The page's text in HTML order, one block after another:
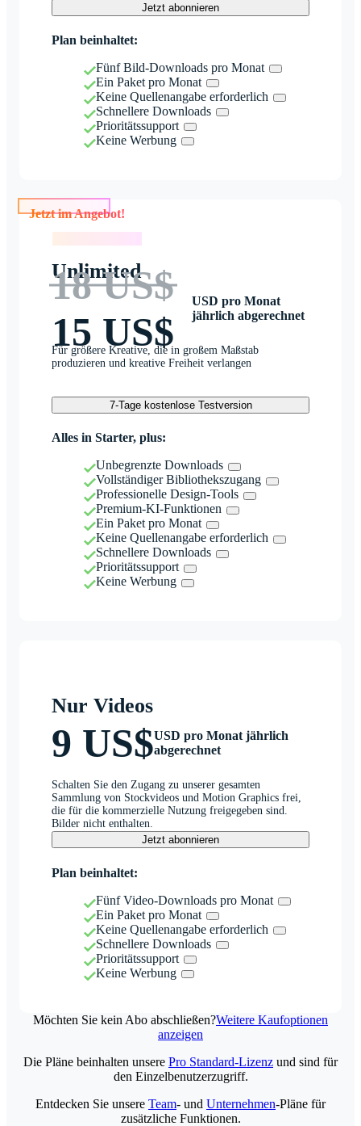
Jetzt abonnieren
Plan beinhaltet:
Fünf Bild-Downloads pro Monat
Ein Paket pro Monat
Keine Quellenangabe erforderlich
Schnellere Downloads
Prioritätssupport
Keine Werbung
Jetzt im Angebot!
Unlimited
18 US$
15 US$
USD pro Monat
jährlich abgerechnet
Für größere Kreative, die in großem Maßstab
produzieren und kreative Freiheit verlangen
7-Tage kostenlose Testversion
Alles in Starter, plus:
Unbegrenzte Downloads
Vollständiger Bibliothekszugang
Professionelle Design-Tools
Premium-KI-Funktionen
Ein Paket pro Monat
Keine Quellenangabe erforderlich
Schnellere Downloads
Prioritätssupport
Keine Werbung
Nur Videos
9 US$USD pro Monat jährlich
abgerechnet
Schalten Sie den Zugang zu unserer gesamten
Sammlung von Stockvideos und Motion Graphics frei,
die für die kommerzielle Nutzung freigegeben sind.
Bilder nicht enthalten.
Jetzt abonnieren
Plan beinhaltet:
Fünf Video-Downloads pro Monat
Ein Paket pro Monat
Keine Quellenangabe erforderlich
Schnellere Downloads
Prioritätssupport
Keine Werbung
Möchten Sie kein Abo abschließen?Weitere Kaufoptionen
anzeigen
Die Pläne beinhalten unsere Pro Standard-Lizenz und sind für
den Einzelbenutzerzugriff.
Entdecken Sie unsere Team- und Unternehmen-Pläne für
zusätzliche Funktionen.